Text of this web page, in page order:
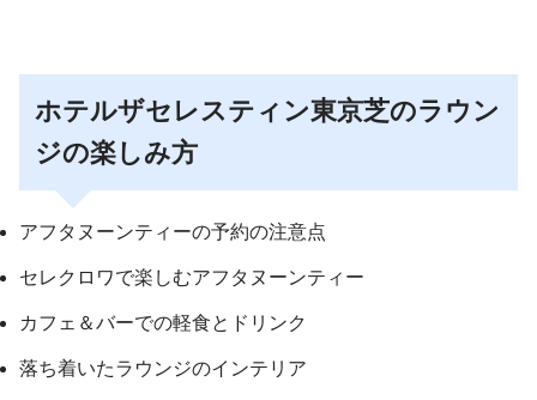
ホテルザセレスティン東京芝のラウン
ジの楽しみ方
アフタヌーンティーの予約の注意点
セレクロワで楽しむアフタヌーンティー
カフェ＆バーでの軽食とドリンク
落ち着いたラウンジのインテリア